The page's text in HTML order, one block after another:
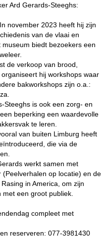
Ard Gerards-Steeghs:
november 2023 heeft hij zijn
van de vlaai en
biedt bezoekers een
de verkoop van brood,
hij workshops waar
bakworkshops zijn o.a.:
Steeghs is ook een zorg- en
beperking een waardevolle
te leren.
van buiten Limburg heeft
die via de
werkt samen met
op locatie) en de
in America, om zijn
een groot publiek.
compleet met
reserveren: 077-3981430